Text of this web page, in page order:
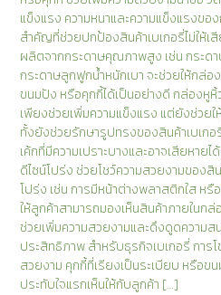
แข็งแรง ความหนาและความแข็งแรงข
สำคัญที่ช่วยปกป้องสินค้าเบเกอรี่ไม่ให้เ
ผลิตจากกระดาษคุณภาพสูง เช่น กระด
กระดาษลูกฟูกน้ำหนักเบา จะช่วยให้กล่
ขนมปัง หรือคุกกี้ได้เป็นอย่างดี กล่องหูหิ้
เพียงช่วยเพิ่มความแข็งแรง แต่ยังช่วย
ทั้งยังช่วยรักษารูปทรงของสินค้าเบเกอ
เค้กที่มีความเปราะบางและอาจเสียหาย
ดีไซน์โปร่ง ช่วยโชว์ความสวยงามของ
โปร่ง เช่น การมีหน้าต่างพลาสติกใส หรื
ให้ลูกค้าสามารถมองเห็นสินค้าภายในก
ช่วยเพิ่มความสวยงามและดึงดูดความส
ประสิทธิภาพ สำหรับธุรกิจเบเกอรี่ การ
สวยงาม คุกกี้ที่เรียงเป็นระเบียบ หรือข
ประทับใจแรกเห็นให้กับลูกค้า […]